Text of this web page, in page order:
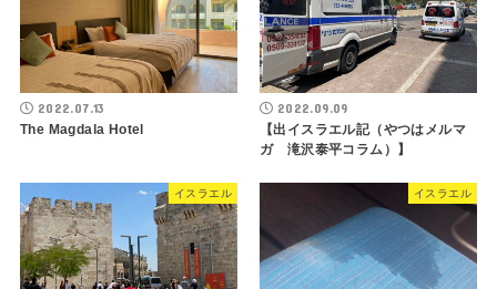
2022.07.13
The Magdala Hotel
2022.09.09
【出イスラエル記（やつはメルマ
ガ 滝沢泰平コラム）】
イスラエル イスラエル